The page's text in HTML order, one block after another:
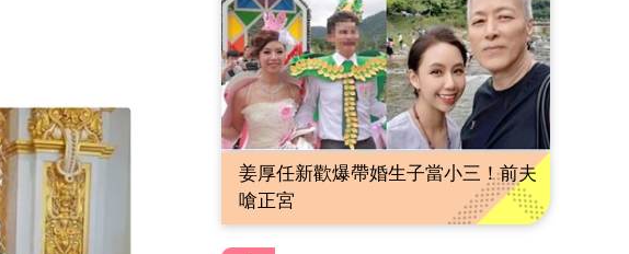
姜厚任新歡爆帶婚生子當小三！前夫
嗆正宮